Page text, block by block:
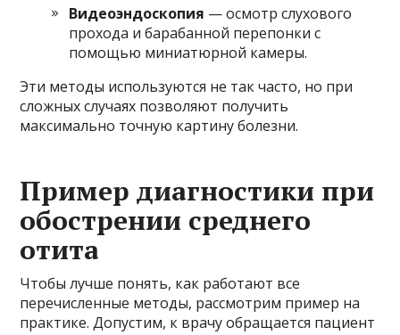
Видеоэндоскопия — осмотр слухового
прохода и барабанной перепонки с
помощью миниатюрной камеры.
Эти методы используются не так часто, но при
сложных случаях позволяют получить
максимально точную картину болезни.
Пример диагностики при
обострении среднего
отита
Чтобы лучше понять, как работают все
перечисленные методы, рассмотрим пример на
практике. Допустим, к врачу обращается пациент